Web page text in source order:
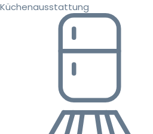
Küchenausstattung